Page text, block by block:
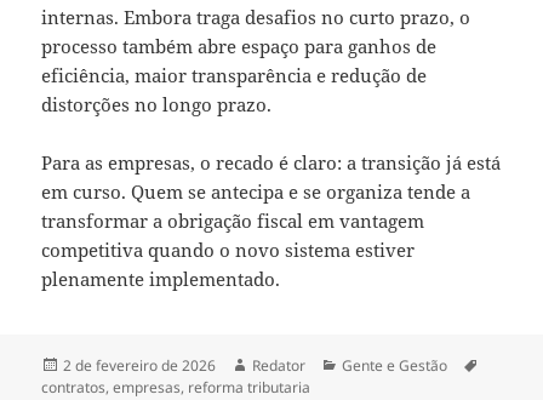
internas. Embora traga desafios no curto prazo, o
processo também abre espaço para ganhos de
eficiência, maior transparência e redução de
distorções no longo prazo.
Para as empresas, o recado é claro: a transição já está
em curso. Quem se antecipa e se organiza tende a
transformar a obrigação fiscal em vantagem
competitiva quando o novo sistema estiver
plenamente implementado.
Publicado
em
2 de fevereiro de 2026 Autor
Redator Categorias
Gente e Gestão
contratos,empresas, reforma tributaria